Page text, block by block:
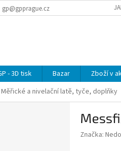
gp@gpprague.cz
- 3D tisk Bazar Zboží v
Měřické a nivelační latě, tyče, doplňky
Značka: Nedo